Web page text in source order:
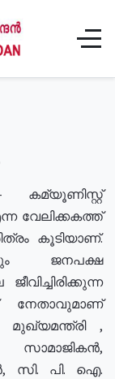
കമ്യൂണിസ്റ്റ്
വേലിക്കകത്ത്
കൂടിയാണ്.
ജനപക്ഷ
നേതാവുമാണ്
മുഖ്യമന്ത്രി ,
സി. പി. ഐ.